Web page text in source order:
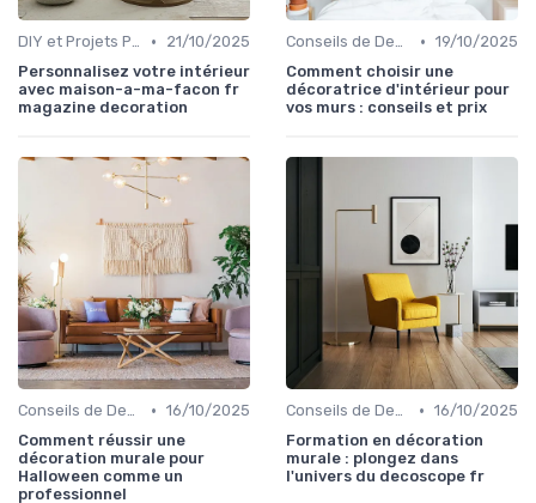
DIY et Projets Personnalisés •
21/10/2025
Personnalisez votre intérieur
avec maison-a-ma-facon fr
magazine decoration
Conseils de Design d'Intérieur • 19/10/2025
Comment choisir une
décoratrice d'intérieur pour
vos murs : conseils et prix
Conseils de Design d'Intérieur • 16/10/2025
Comment réussir une
décoration murale pour
Halloween comme un
professionnel
Conseils de Design d'Intérieur • 16/10/2025
Formation en décoration
murale : plongez dans
l'univers du decoscope fr